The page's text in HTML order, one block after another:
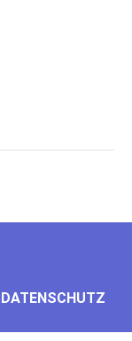
DATENSCHUTZ